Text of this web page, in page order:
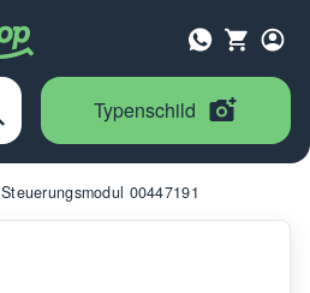
Typenschild
Steuerungsmodul 00447191